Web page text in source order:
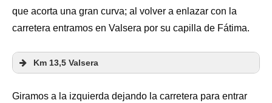
que acorta una gran curva; al volver a enlazar con la
carretera entramos en Valsera por su capilla de Fátima.
Km 13,5 Valsera
Giramos a la izquierda dejando la carretera para entrar